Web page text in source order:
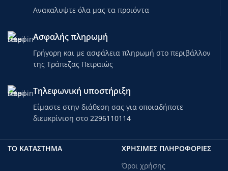
Ανακαλυψτε όλα μας τα προιόντα
Ασφαλής πληρωμή
Γρήγορη και με ασφάλεια πληρωμή στο περιβάλλον
της Τράπεζας Πειραιώς
Τηλεφωνική υποστήριξη
Είμαστε στην διάθεση σας για οποιαδήποτε
διευκρίνιση στο 2296110114
ΤΟ ΚΑΤΑΣΤΗΜΑ
ΧΡΗΣΙΜΕΣ ΠΛΗΡΟΦΟΡΙΕΣ
Όροι χρήσης